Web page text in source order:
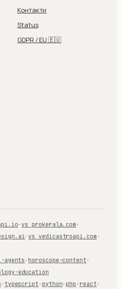
Контакти
Status
GDPR / EU 🇪🇺
·vs prokerala.com ·
·vs vedicastroapi.com ·
agents · horoscope-content ·
education
· typescript · python· php · react ·